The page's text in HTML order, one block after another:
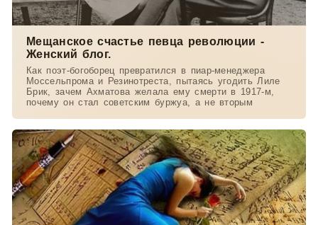
Мещанское счастье певца революции -
Женский блог.
Как поэт-богоборец превратился в пиар-менеджера
Моссельпрома и Резинотреста, пытаясь угодить Лиле
Брик, зачем Ахматова желала ему смерти в 1917-м,
почему он стал советским буржуа, а не вторым